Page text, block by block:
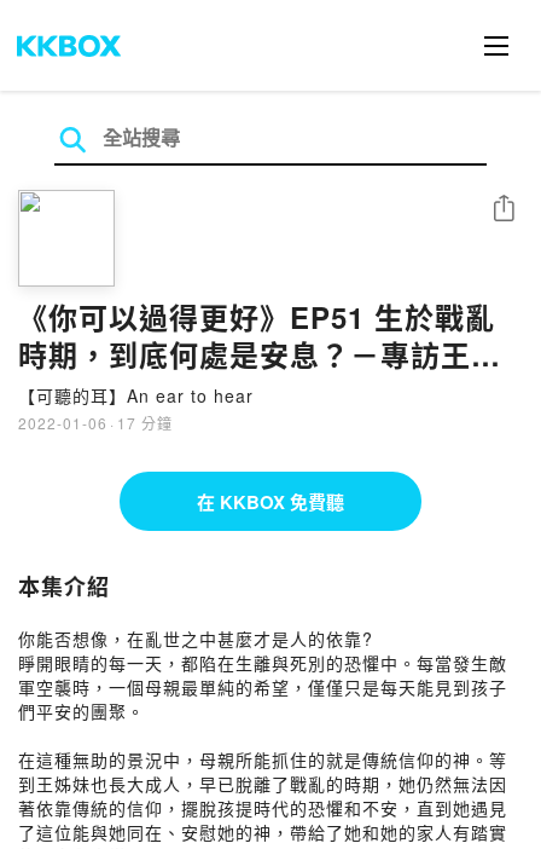
《你可以過得更好》EP51 生於戰亂
時期，到底何處是安息？－專訪王李
蒙愛姐妹
【可聽的耳】An ear to hear
2022-01-06 · 17 分鐘
分享
在 KKBOX 免費聽
本集介紹
你能否想像，在亂世之中甚麼才是人的依靠?
睜開眼睛的每一天，都陷在生離與死別的恐懼中。每當發生敵
軍空襲時，一個母親最單純的希望，僅僅只是每天能見到孩子
們平安的團聚。
在這種無助的景況中，母親所能抓住的就是傳統信仰的神。等
到王姊妹也長大成人，早已脫離了戰亂的時期，她仍然無法因
著依靠傳統的信仰，擺脫孩提時代的恐懼和不安，直到她遇見
了這位能與她同在、安慰她的神，帶給了她和她的家人有踏實